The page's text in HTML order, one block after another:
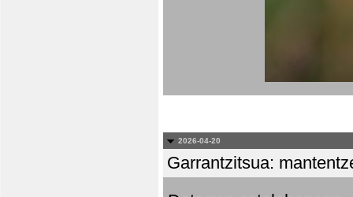
2026-04-20
Garrantzitsua: